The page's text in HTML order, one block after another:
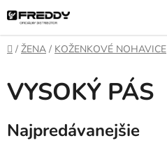
Prejsť
na
obsah
Domov
/ ŽENA / KOŽENKOVÉ NOHAVICE
VYSOKÝ PÁS
Najpredávanejšie